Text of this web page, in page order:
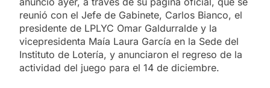
reunió con el Jefe de Gabinete, Carlos Bianco, el
presidente de LPLYC Omar Galdurralde y la
vicepresidenta Maía Laura García en la Sede del
Instituto de Lotería, y anunciaron el regreso de la
actividad del juego para el 14 de diciembre.